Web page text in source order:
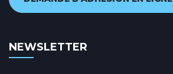
NEWSLETTER